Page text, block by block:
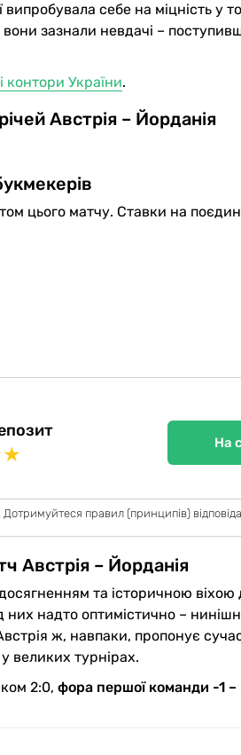
себе на міцність у
зазнали невдачі –
контори України.
Австрія – Йорданія
цього матчу. Ставки на
★ На
правил (принципів)
Австрія – Йорданія
та історичною віхою
надто оптимістично –
ж, навпаки, пропонує
великих турнірах.
2:0, фора першої команди -1 –